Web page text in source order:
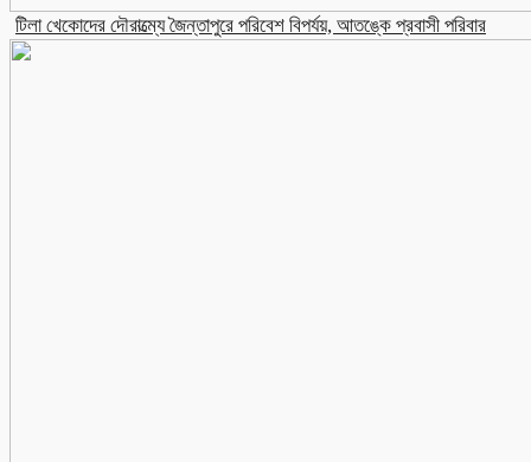
টিলা খেকোদের দৌরাত্ম্যে জৈন্তাপুরে পরিবেশ বিপর্যয়, আতঙ্কে প্রবাসী পরিবার